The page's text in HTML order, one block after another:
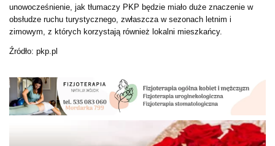
unowocześnienie, jak tłumaczy PKP będzie miało duże znaczenie w
obsłudze ruchu turystycznego, zwłaszcza w sezonach letnim i
zimowym, z których korzystają również lokalni mieszkańcy.
Źródło: pkp.pl